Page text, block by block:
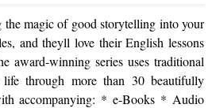
magic of good storytelling into your
and theyll love their English lessons
award-winning series uses traditional
through more than 30 beautifully
accompanying: * e-Books * Audio